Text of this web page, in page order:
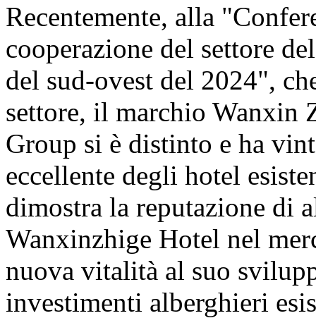
Recentemente, alla
cooperazione del settore
del sud-ovest del 2024",
settore, il marchio Wanxin
Group si è distinto e ha
eccellente degli hotel
dimostra la reputazione di
Wanxinzhige Hotel nel
nuova vitalità al suo
investimenti alberghieri